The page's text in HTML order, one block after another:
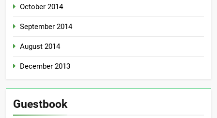
October 2014
September 2014
August 2014
December 2013
Guestbook